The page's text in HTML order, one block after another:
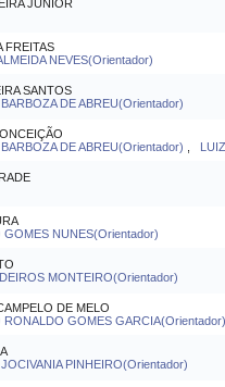
JUNIOR
FREITAS
NEVES(Orientador)
SANTOS
BARBOZA DE ABREU(Orientador)
BARBOZA DE ABREU(Orientador)
GOMES NUNES(Orientador)
MONTEIRO(Orientador)
DE MELO
RONALDO GOMES GARCIA(Orientador)
PINHEIRO(Orientador)